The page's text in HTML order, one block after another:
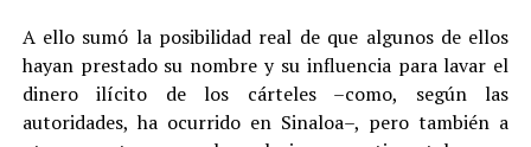
A ello sumó la posibilidad real de que algunos de ellos
hayan prestado su nombre y su influencia para lavar el
dinero ilícito de los cárteles –como, según las
autoridades, ha ocurrido en Sinaloa–, pero también a